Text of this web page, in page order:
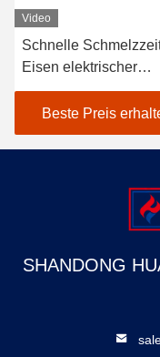
Video
Schnelle
Eisen elektrischer
Schmelzofen mit
Wartung
Beste Preis
SHANDONG